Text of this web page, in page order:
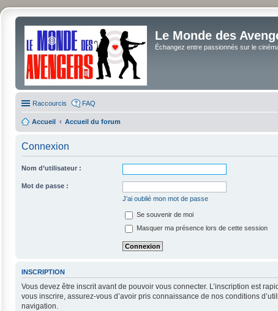
Le Monde des
Échangez entre passionnés sur le
Raccourcis FAQ
Accueil Accueil du forum
Connexion
Nom d’utilisateur :
Mot de passe :
J’ai oublié mon mot de passe
Se souvenir de moi
Masquer ma présence lors de cette session
INSCRIPTION
Vous devez être inscrit avant de pouvoir vous connecter. L’inscription est
vous inscrire, assurez-vous d’avoir pris connaissance de nos conditions
navigation.